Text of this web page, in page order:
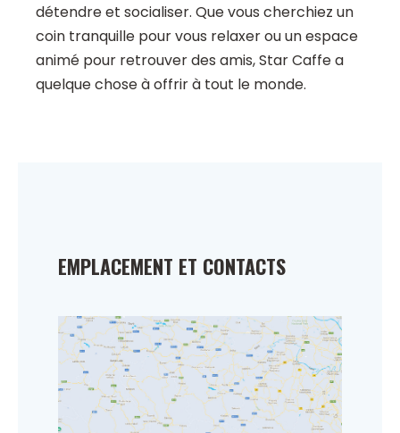
détendre et socialiser. Que vous cherchiez un
coin tranquille pour vous relaxer ou un espace
animé pour retrouver des amis, Star Caffe a
quelque chose à offrir à tout le monde.
EMPLACEMENT ET CONTACTS